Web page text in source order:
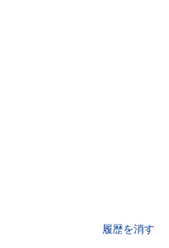
履歴を消す